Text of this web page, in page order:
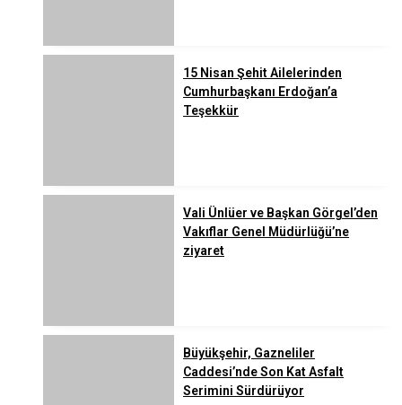
15 Nisan Şehit Ailelerinden
Cumhurbaşkanı Erdoğan’a
Teşekkür
Vali Ünlüer ve Başkan Görgel’den
Vakıflar Genel Müdürlüğü’ne
ziyaret
Büyükşehir, Gazneliler
Caddesi’nde Son Kat Asfalt
Serimini Sürdürüyor